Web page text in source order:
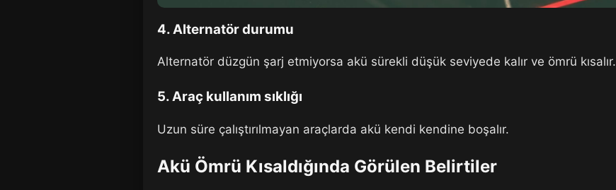
4. Alternatör durumu
Alternatör düzgün şarj etmiyorsa akü sürekli düşük seviyede kalır ve ömrü kısalır.
5. Araç kullanım sıklığı
Uzun süre çalıştırılmayan araçlarda akü kendi kendine boşalır.
Akü Ömrü Kısaldığında Görülen Belirtiler